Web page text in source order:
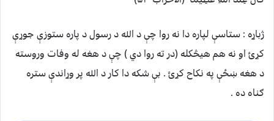
ژباړه : ستاسې لپاره دا نه روا چې د الله د رسول د پاره ستوزې جوړې
کړئ او نه هم هيڅکله (در ته روا دي ) چې د هغه له وفات وروسته
د هغه ښځې په نکاح کړئ . بې شکه دا کار د الله پر وړاندې ستره
ګناه ده .